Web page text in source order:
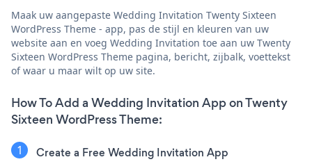
Maak uw aangepaste Wedding Invitation Twenty Sixteen
WordPress Theme - app, pas de stijl en kleuren van uw
website aan en voeg Wedding Invitation toe aan uw Twenty
Sixteen WordPress Theme pagina, bericht, zijbalk, voettekst
of waar u maar wilt op uw site.
How To Add a Wedding Invitation App on Twenty
Sixteen WordPress Theme:
Create a Free Wedding Invitation App